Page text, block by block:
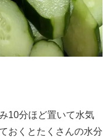
10分ほど置いて水気
おくとたくさんの水分